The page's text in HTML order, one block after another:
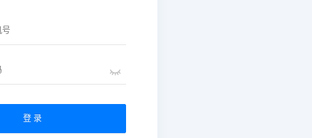
登 录